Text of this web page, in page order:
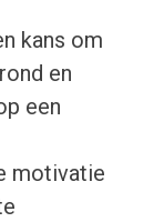
kans om
en
een
motivatie